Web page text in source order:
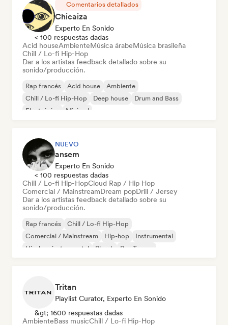
Comentarios detallados
Chicaiza
Experto En Sonido
< 100 respuestas dadas
Acid houseAmbienteMúsica árabeMúsica brasileña
Chill / Lo-fi Hip-Hop
Dar a los artistas feedback detallado sobre su
sonido/producción.
Rap francés Acid house
Ambiente
Chill / Lo-fi Hip-Hop
Deep house
Drum and Bass
Electrónica
Minimal
NUEVO
ansem
Experto En Sonido
< 100 respuestas dadas
Chill / Lo-fi Hip-HopCloud Rap / Hip Hop
Comercial / MainstreamDream popDrill / Jersey
Dar a los artistas feedback detallado sobre su
sonido/producción.
Rap francés
Chill / Lo-fi Hip-Hop
Comercial / Mainstream
Hip-hop
Instrumental
Hip-hop instrumental
Phonk Psy-Trance
Tritan
Playlist Curator, Experto En Sonido
&gt; 1600 respuestas dadas
AmbienteBass musicChill / Lo-fi Hip-Hop